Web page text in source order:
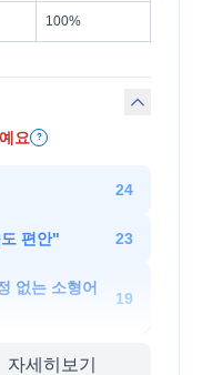
100%
요 ?
24
편안" 23
없는 소형어
19
자세히보기